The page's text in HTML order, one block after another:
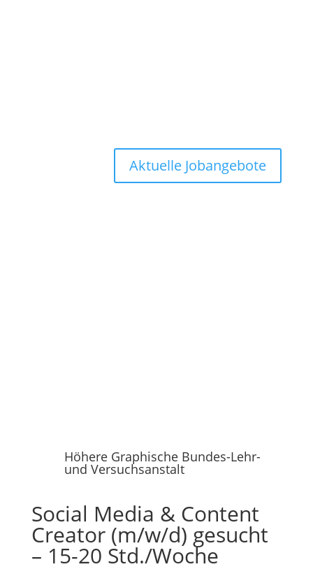
Aktuelle Jobangebote
Höhere Graphische Bundes-Lehr-
und Versuchsanstalt
Social Media & Content
Creator (m/w/d) gesucht
– 15-20 Std./Woche